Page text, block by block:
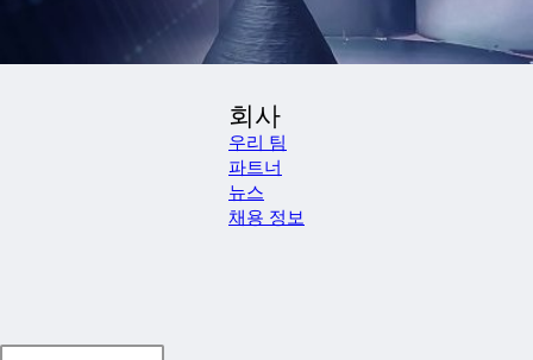
회사
우리 팀
파트너
뉴스
채용 정보